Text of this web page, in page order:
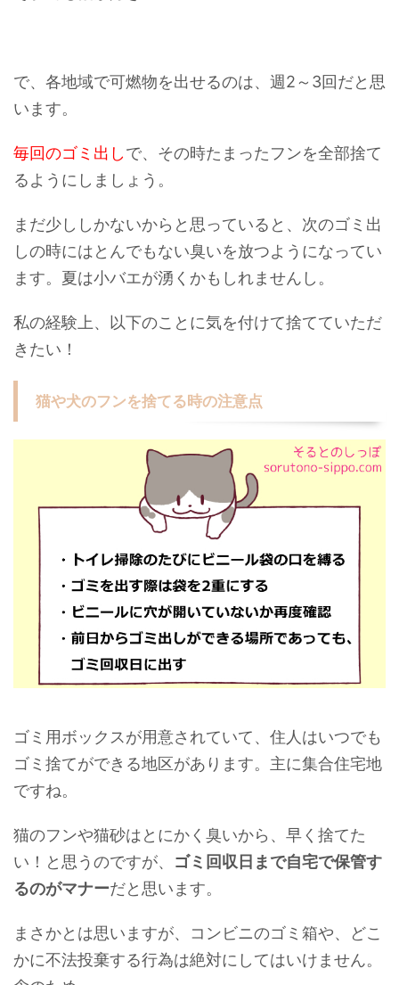
で、各地域で可燃物を出せるのは、週2～3回だと思
います。
毎回のゴミ出しで、その時たまったフンを全部捨て
るようにしましょう。
まだ少ししかないからと思っていると、次のゴミ出
しの時にはとんでもない臭いを放つようになってい
ます。夏は小バエが湧くかもしれませんし。
私の経験上、以下のことに気を付けて捨てていただ
きたい！
猫や犬のフンを捨てる時の注意点
ゴミ用ボックスが用意されていて、住人はいつでも
ゴミ捨てができる地区があります。主に集合住宅地
ですね。
猫のフンや猫砂はとにかく臭いから、早く捨てた
い！と思うのですが、 ゴミ回収日まで自宅で保管す
るのがマナーだと思います。
まさかとは思いますが、コンビニのゴミ箱や、どこ
かに不法投棄する行為は絶対にしてはいけません。